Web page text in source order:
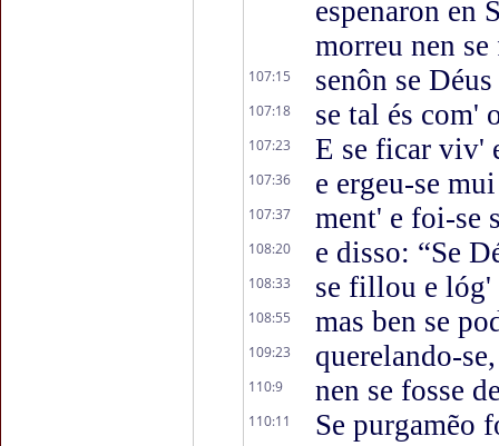
espenaron en
morreu nen
107:15 senôn se
107:18 se tal és com'
107:23 E se ficar viv'
107:36 e ergeu-se
107:37 ment' e foi-se
108:20 e disso: “Se
108:33 se fillou e
108:55 mas ben se
109:23 querelando-
110:9 nen se fosse
110:11 Se purgamẽo